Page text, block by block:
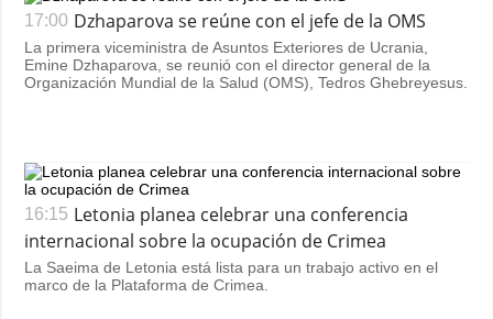
17:00 Dzhaparova se reúne con el jefe de la OMS
La primera viceministra de Asuntos Exteriores de Ucrania,
Emine Dzhaparova, se reunió con el director general de la
Organización Mundial de la Salud (OMS), Tedros Ghebreyesus.
16:15 Letonia planea celebrar una conferencia
internacional sobre la ocupación de Crimea
La Saeima de Letonia está lista para un trabajo activo en el
marco de la Plataforma de Crimea.